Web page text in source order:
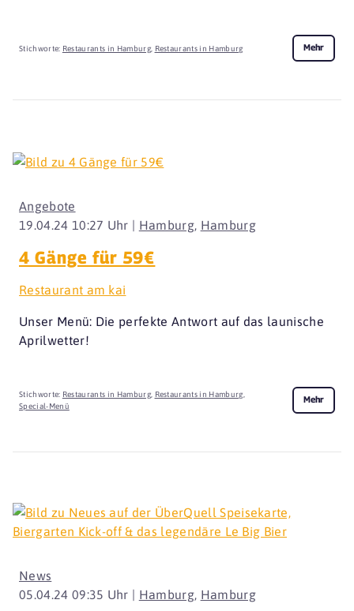
Stichworte: Restaurants in Hamburg, Restaurants in Hamburg Mehr
19.04.24 10:27 Uhr | Hamburg, Hamburg
Angebote
4 Gänge für 59€
Restaurant am kai
Unser Menü: Die perfekte Antwort auf das launische
Aprilwetter!
Stichworte: Restaurants in Hamburg, Restaurants in Hamburg,
Special-Menü
Mehr
05.04.24 09:35 Uhr | Hamburg, Hamburg
News